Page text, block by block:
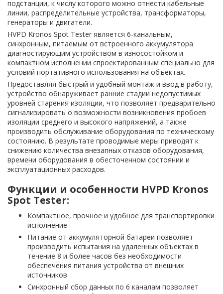
подстанции, к числу которого можно отнести кабельные
линии, распределительные устройства, трансформаторы,
генераторы и двигатели.
HVPD Kronos Spot Tester является 6-канальным,
синхронным, питаемым от встроенного аккумулятора
диагностирующим устройством в износостойком и
компактном исполнении спроектированным специально для
условий портативного использования на объектах.
Предоставляя быстрый и удобный монтаж и ввод в работу,
устройство обнаруживает ранние стадии недопустимых
уровней старения изоляции, что позволяет предварительно
сигнализировать о возможности возникновения пробоев
изоляции среднего и высокого напряжений, а также
производить обслуживание оборудования по техническому
состоянию. В результате проводимые меры приводят к
снижению количества внезапных отказов оборудования,
времени оборудования в обесточенном состоянии и
эксплуатационных расходов.
Функции и особенности HVPD Kronos
Spot Tester:
Компактное, прочное и удобное для транспортировки
исполнение
Питание от аккумуляторной батареи позволяет
производить испытания на удаленных объектах в
течение 8 и более часов без необходимости
обеспечения питания устройства от внешних
источников
Синхронный сбор данных по 6 каналам позволяет